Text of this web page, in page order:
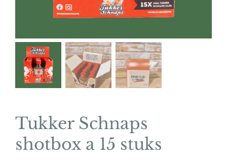
Tukker Schnaps
shotbox a 15 stuks